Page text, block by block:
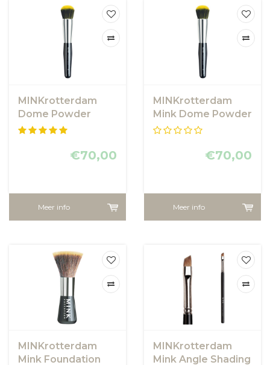
MINKrotterdam
Dome Powder
Brush
€70,00
Meer info
MINKrotterdam
Mink Dome Powder
Brush
€70,00
Meer info
MINKrotterdam
Mink Foundation
MINKrotterdam
Mink Angle Shading